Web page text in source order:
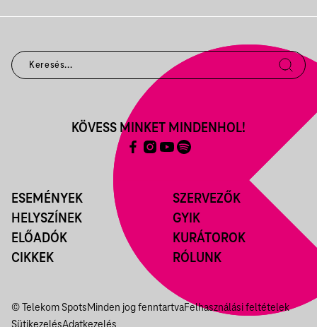
ESEMÉNYEK
HELYSZÍNEK
ELŐADÓK
CIKKEK
SZERVEZŐK
GYIK
KURÁTOROK
RÓLUNK
KÖVESS MINKET MINDENHOL!
© Telekom SpotsMinden jog fenntartvaFelhasználási feltételek